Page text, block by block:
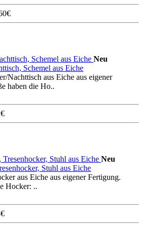
Neu
Schemel aus Eiche
Nachttisch aus Eiche aus eigener
haben die Ho..
Neu
Stuhl aus Eiche
aus Eiche aus eigener Fertigung.
Hocker: ..